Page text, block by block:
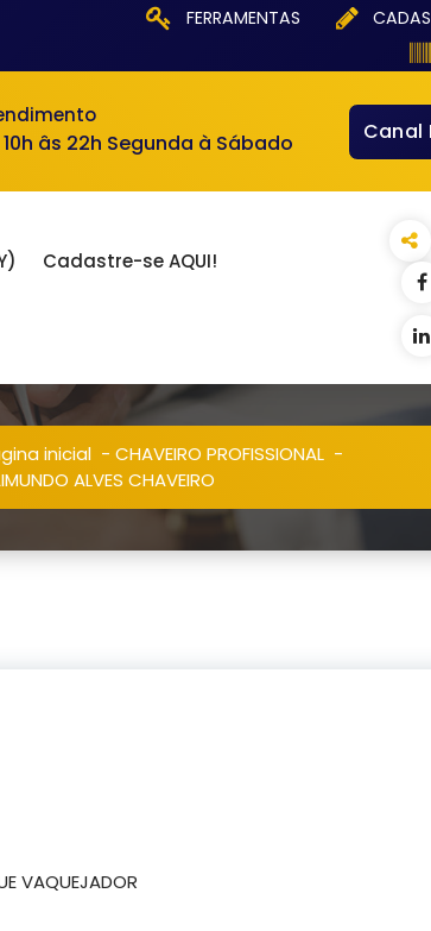
FERRAMENTAS
âs 22h Segunda à Sábado Canal
Cadastre-se AQUI!
inicial - CHAVEIRO PROFISSIONAL -
ALVES CHAVEIRO
VAQUEJADOR